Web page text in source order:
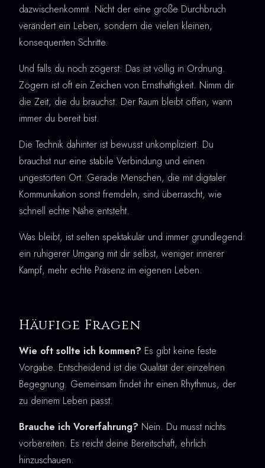
dazwischenkommt. Nicht der eine große Durchbruch
verändert ein Leben, sondern die vielen kleinen,
konsequenten Schritte.
Und falls du noch zögerst: Das ist völlig in Ordnung.
Zögern ist oft ein Zeichen von Ernsthaftigkeit. Nimm dir
die Zeit, die du brauchst. Der Raum bleibt offen, wann
immer du bereit bist.
Die Technik dahinter ist bewusst unkompliziert. Du
brauchst nur eine stabile Verbindung und einen
ungestörten Ort. Gerade Menschen, die mit digitaler
Kommunikation sonst fremdeln, sind überrascht, wie
schnell echte Nähe entsteht.
Was bleibt, ist selten spektakulär und immer grundlegend:
ein ruhigerer Umgang mit dir selbst, weniger innerer
Kampf, mehr echte Präsenz im eigenen Leben.
Häufige Fragen
Wie oft sollte ich kommen? Es gibt keine feste
Vorgabe. Entscheidend ist die Qualität der einzelnen
Begegnung. Gemeinsam findet ihr einen Rhythmus, der
zu deinem Leben passt.
Brauche ich Vorerfahrung? Nein. Du musst nichts
vorbereiten. Es reicht deine Bereitschaft, ehrlich
hinzuschauen.